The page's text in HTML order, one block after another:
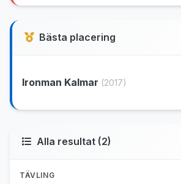
Bästa placering
Ironman Kalmar (2017)
Alla resultat (2)
TÄVLING